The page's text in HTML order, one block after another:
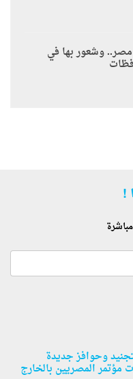
وشعور بها في
!
وحوافز جديدة
مؤتمر المصريين بالخارج